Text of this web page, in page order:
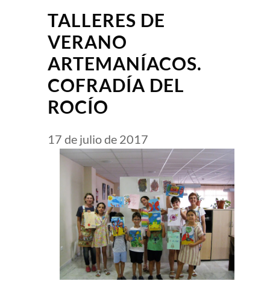
TALLERES DE
VERANO
ARTEMANÍACOS.
COFRADÍA DEL
ROCÍO
17 de julio de 2017